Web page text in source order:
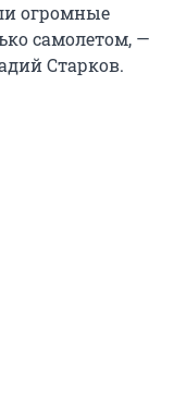
огромные
самолетом, —
Старков.